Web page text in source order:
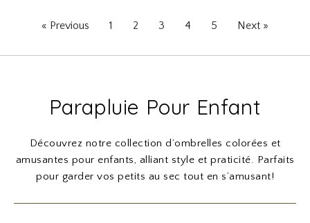
« Previous 1 2 3 4 5 Next »
Parapluie Pour Enfant
Découvrez notre collection d’ombrelles colorées et
amusantes pour enfants, alliant style et praticité. Parfaits
pour garder vos petits au sec tout en s’amusant!